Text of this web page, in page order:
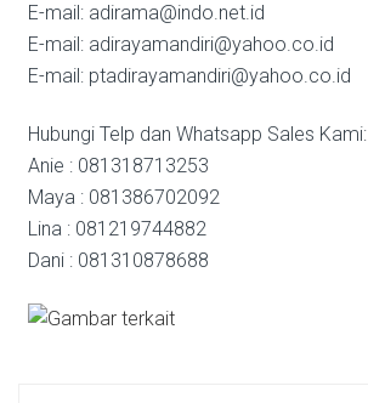
E-mail: adirama@indo.net.id
E-mail: adirayamandiri@yahoo.co.id
E-mail: ptadirayamandiri@yahoo.co.id
Hubungi Telp dan Whatsapp Sales Kami:
Anie : 081318713253
Maya : 081386702092
Lina : 081219744882
Dani : 081310878688